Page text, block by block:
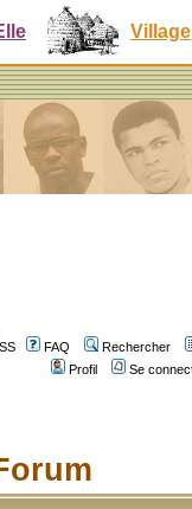
Village
FAQ
Rechercher
Profil
Se